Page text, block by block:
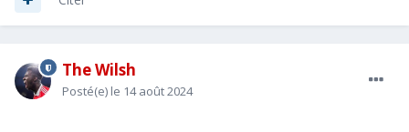
The Wilsh
Posté(e) le 14 août 2024